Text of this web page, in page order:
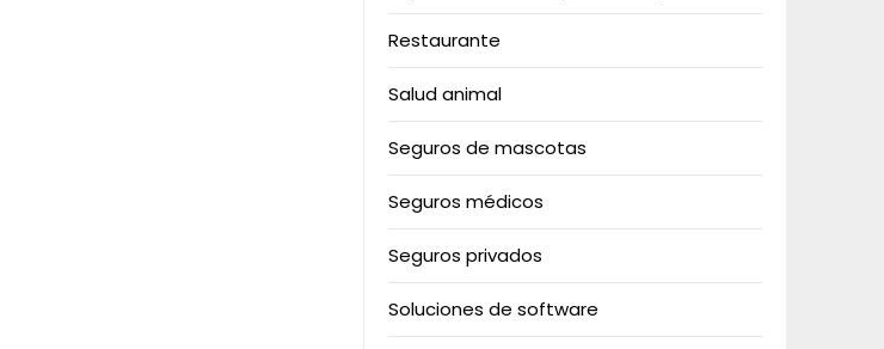
Restaurante
Salud animal
Seguros de mascotas
Seguros médicos
Seguros privados
Soluciones de software